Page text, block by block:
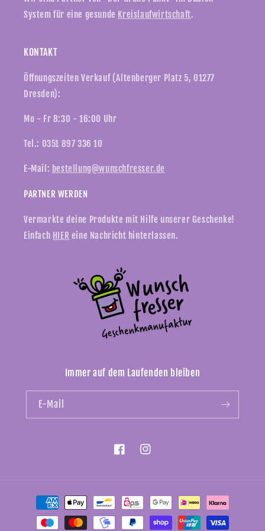
System für eine gesunde Kreislaufwirtschaft.
KONTAKT
Öffnungszeiten Verkauf (Altenberger Platz 5, 01277
Dresden):
Mo - Fr 8:30 - 16:00 Uhr
Tel.: 0351 897 336 10
E-Mail: bestellung@wunschfresser.de
PARTNER WERDEN
Vermarkte deine Produkte mit Hilfe unserer Geschenke!
Einfach HIER eine Nachricht hinterlassen.
Immer auf dem Laufenden bleiben
E-Mail
FacebookInstagram
Zahlungsmethoden